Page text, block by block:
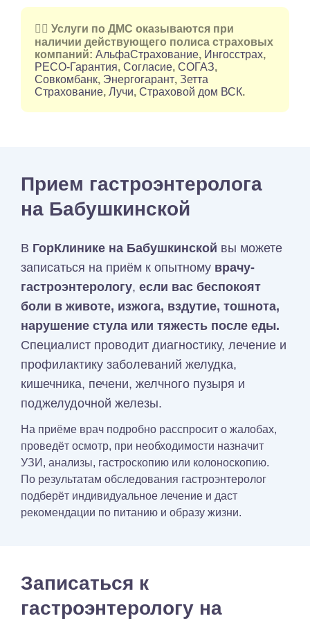
👉🏻 Услуги по ДМС оказываются при
наличии действующего полиса страховых
компаний: АльфаСтрахование, Ингосстрах,
РЕСО-Гарантия, Согласие, СОГАЗ,
Совкомбанк, Энергогарант, Зетта
Страхование, Лучи, Страховой дом ВСК.
Прием гастроэнтеролога
на Бабушкинской
В ГорКлинике на Бабушкинской вы можете
записаться на приём к опытному врачу-
гастроэнтерологу, если вас беспокоят
боли в животе, изжога, вздутие, тошнота,
нарушение стула или тяжесть после еды.
Специалист проводит диагностику, лечение и
профилактику заболеваний желудка,
кишечника, печени, желчного пузыря и
поджелудочной железы.
На приёме врач подробно расспросит о жалобах,
проведёт осмотр, при необходимости назначит
УЗИ, анализы, гастроскопию или колоноскопию.
По результатам обследования гастроэнтеролог
подберёт индивидуальное лечение и даст
рекомендации по питанию и образу жизни.
Записаться к
гастроэнтерологу на